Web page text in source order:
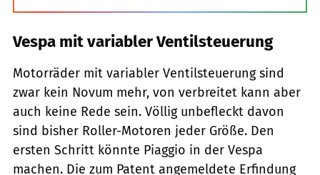
Vespa mit variabler Ventilsteuerung
Motorräder mit variabler Ventilsteuerung sind
zwar kein Novum mehr, von verbreitet kann aber
auch keine Rede sein. Völlig unbefleckt davon
sind bisher Roller-Motoren jeder Größe. Den
ersten Schritt könnte Piaggio in der Vespa
machen. Die zum Patent angemeldete Erfindung